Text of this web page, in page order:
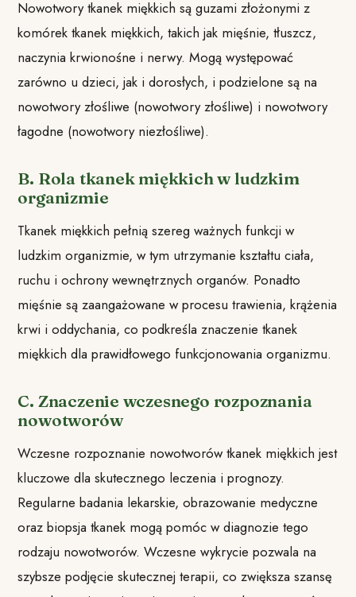
Nowotwory tkanek miękkich są guzami złożonymi z
komórek tkanek miękkich, takich jak mięśnie, tłuszcz,
naczynia krwionośne i nerwy. Mogą występować
zarówno u dzieci, jak i dorosłych, i podzielone są na
nowotwory złośliwe (nowotwory złośliwe) i nowotwory
łagodne (nowotwory niezłośliwe).
B. Rola tkanek miękkich w ludzkim
organizmie
Tkanek miękkich pełnią szereg ważnych funkcji w
ludzkim organizmie, w tym utrzymanie kształtu ciała,
ruchu i ochrony wewnętrznych organów. Ponadto
mięśnie są zaangażowane w procesu trawienia, krążenia
krwi i oddychania, co podkreśla znaczenie tkanek
miękkich dla prawidłowego funkcjonowania organizmu.
C. Znaczenie wczesnego rozpoznania
nowotworów
Wczesne rozpoznanie nowotworów tkanek miękkich jest
kluczowe dla skutecznego leczenia i prognozy.
Regularne badania lekarskie, obrazowanie medyczne
oraz biopsja tkanek mogą pomóc w diagnozie tego
rodzaju nowotworów. Wczesne wykrycie pozwala na
szybsze podjęcie skutecznej terapii, co zwiększa szansę